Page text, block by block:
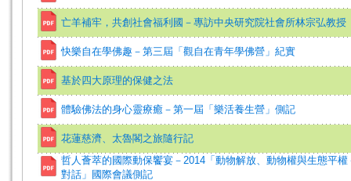
亡羊補牢，共創社會福利國－專訪中央研究院社會所林宗弘教授
快樂自在學佛趣－第三屆「觀自在青年學佛營」紀實
基於四大原理的保健之法
體驗佛法的身心靈療癒－第一屆「樂活養生營」側記
花蓮慈濟、太魯閣之旅隨行記
哲人薈萃的國際動保饗宴－2014「動物解放、動物權與生態平
對話」國際會議側記